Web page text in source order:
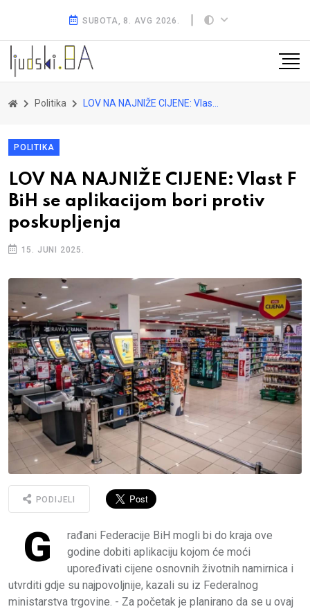
SUBOTA, 8. AVG 2026.
Politika LOV NA NAJNIŽE CIJENE: Vlast F BiH se aplikacijom bori protiv poskupljenja
POLITIKA
LOV NA NAJNIŽE CIJENE: Vlast F
BiH se aplikacijom bori protiv
poskupljenja
15. JUNI 2025.
PODIJELI
G
rađani Federacije BiH mogli bi do kraja ove
godine dobiti aplikaciju kojom će moći
upoređivati cijene osnovnih životnih namirnica i
utvrditi gdje su najpovoljnije, kazali su iz Federalnog
ministarstva trgovine. - Za početak je planirano da se u ovaj